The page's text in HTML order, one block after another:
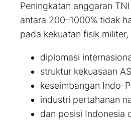
Peningkatan anggaran
antara 200–1000% tidak
pada kekuatan fisik
diplomasi
struktur kekuasaan
keseimbangan Indo-
industri pertahanan
dan posisi Indonesia